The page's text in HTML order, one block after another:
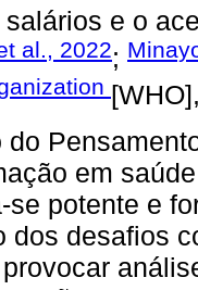
e o
al., 2022;
do
em
se potente e
dos desafios